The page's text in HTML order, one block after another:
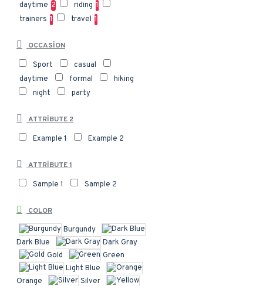
daytime 2 riding 1
trainers 1 travel 1
OCCASION
Sport
casual
daytime
formal
hiking
night
party
ATTRIBUTE 2
Example 1 Example 2
ATTRIBUTE 1
Sample 1 Sample 2
COLOR
Burgundy
Dark Blue
Dark Gray
Gold
Green
Light Blue
Orange
Silver